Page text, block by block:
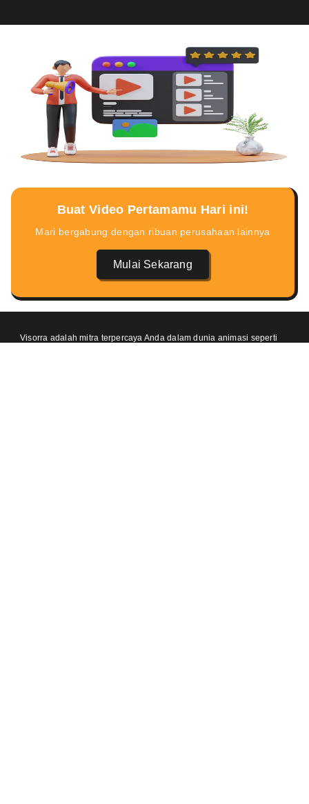
Buat Video Pertamamu Hari ini!
Mari bergabung dengan ribuan perusahaan lainnya
Mulai Sekarang
Visorra adalah mitra terpercaya Anda dalam dunia animasi seperti